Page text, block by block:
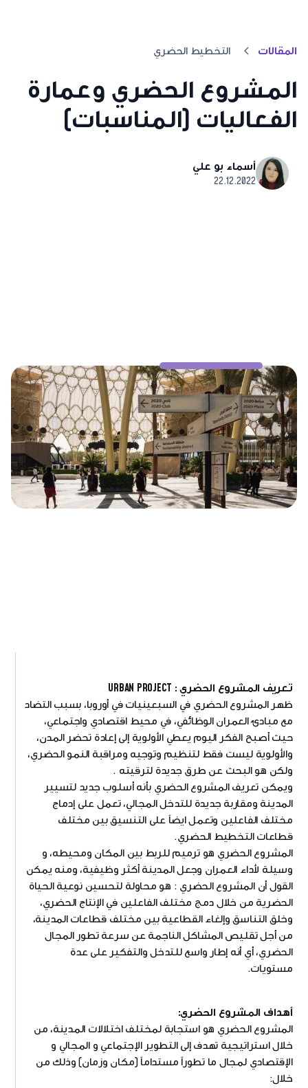
المقالات التخطيط الحضري
المشروع الحضري وعمارة
الفعاليات (المناسبات)
أسماء بو علي
22.12.2022
تعريف المشروع الحضري : URBAN PROJECT
ظهر المشروع الحضري في السبعينيات في أوروبا، بسبب التضاد
مع مبادئ العمران الوظائفي، في محيط اقتصادي واجتماعي،
حيث أصبح الفكر اليوم يعطي الأولوية إلى إعادة تحضر المدن،
والأولوية ليست فقط لتنظيم وتوجيه ومراقبة النمو الحضري،
ولكن هو البحث عن طرق جديدة لترقيته .
ويمكن تعريف المشروع الحضري بأنه أسلوب جديد لتسيير
المدينة ومقاربة جديدة للتدخل المجالي، تعمل على إدماج
مختلف الفاعلين وتعمل ايضاً على التنسيق بين مختلف
قطاعات التخطيط الحضري.
المشروع الحضري هو ترميم للربط بين المكان ومحيطه، و
وسيلة لأداء العمران وجعل المدينة أكثر وظيفية، ومنه يمكن
القول أن المشروع الحضري : هو محاولة لتحسين نوعية الحياة
الحضرية من خلال دمج مختلف الفاعلين في الإنتاج الحضري،
وخلق التناسق وإلغاء القطاعية بين مختلف قطاعات المدينة،
من أجل تقليص المشاكل الناجمة عن سرعة تطور المجال
الحضري، أي أنه إطار واسع للتدخل والتفكير على عدة
مستويات.
أهداف المشروع الحضري:
المشروع الحضري هو استجابة لمختلف اختلالات المدينة، من
خلال استراتيجية تهدف إلى التطوير الإجتماعي و المجالي و
الإقتصادي لمجال ما تطوراً مستداماً (مكان وزمان) وذلك من
خلال: